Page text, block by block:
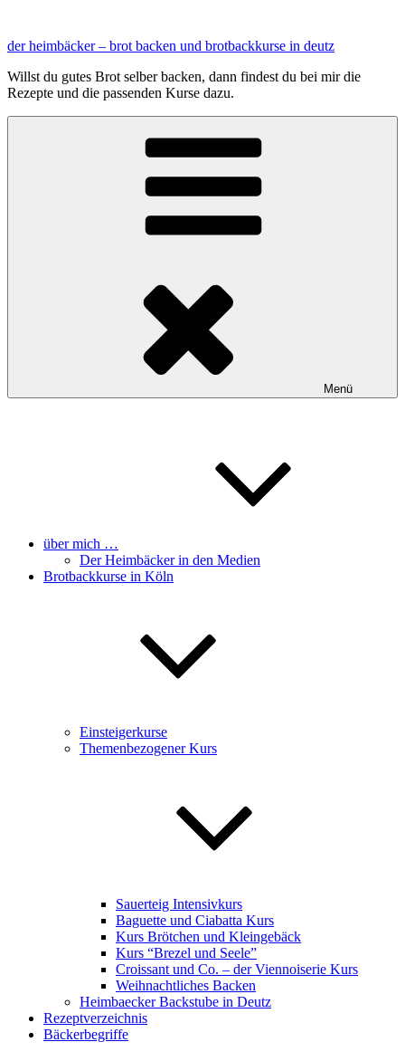
springen
der heimbäcker – brot backen und brotbackkurse in deutz
Willst du gutes Brot selber backen, dann findest du bei mir die
Rezepte und die passenden Kurse dazu.
Menü
über mich …
Der Heimbäcker in den Medien
Brotbackkurse in Köln
Einsteigerkurse
Themenbezogener Kurs
Sauerteig Intensivkurs
Baguette und Ciabatta Kurs
Kurs Brötchen und Kleingebäck
Kurs “Brezel und Seele”
Croissant und Co. – der Viennoiserie Kurs
Weihnachtliches Backen
Heimbaecker Backstube in Deutz
Rezeptverzeichnis
Bäckerbegriffe